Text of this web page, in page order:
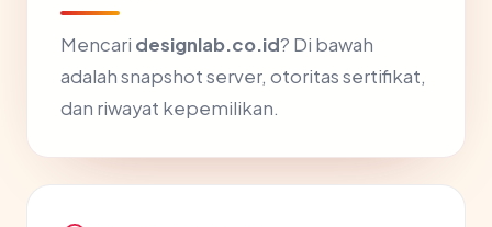
Mencari designlab.co.id? Di bawah
adalah snapshot server, otoritas sertifikat,
dan riwayat kepemilikan.